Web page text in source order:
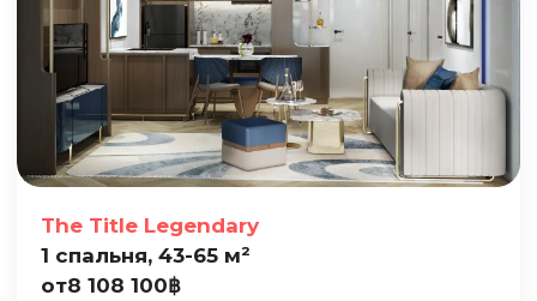
The Title Legendary
1 спальня, 43-65 м²
от8 108 100฿